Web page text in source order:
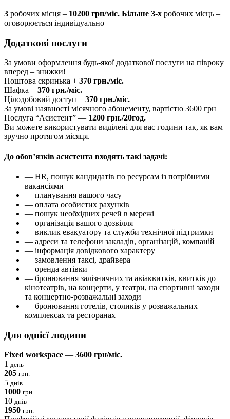
3 робочих місця – 10200 грн/міс. Більше 3-х робочих місць –
оговорюється індивідуально
Додаткові послуги
За умови оформлення будь-якої додаткової послуги на півроку
вперед – знижки!
Поштова скринька + 370 грн./міс.
Шафка + 370 грн./міс.
Цілодобовий доступ + 370 грн./міс.
За умові наявності місячного абонементу, вартістю 3600 грн
Послуга “Асистент” — 1200 грн./20год.
Ви можете використувати виділені для вас години так, як вам
зручно протягом місяця.
До обов’язків асистента входять такі задачі:
— HR, пошук кандидатів по ресурсам із потрібними
вакансіями
— планування вашого часу
— оплата особистих рахунків
— пошук необхідних речей в мережі
— організація вашого дозвілля
— виклик евакуатору та служби технічної підтримки
— адреси та телефони закладів, організацій, компаній
— інформація довідкового характеру
— замовлення таксі, драйвера
— оренда автівки
— бронювання залізничних та авіаквитків, квитків до
кінотеатрів, на концерти, у театри, на спортивні заходи
та концертно-розважальні заходи
— бронювання готелів, столиків у розважальних
комплексах та ресторанах
Для однієїлюдини
Fixed workspace — 3600 грн/міс.
1 день
205 грн.
5 днів
1000 грн.
10 днів
1950 грн.